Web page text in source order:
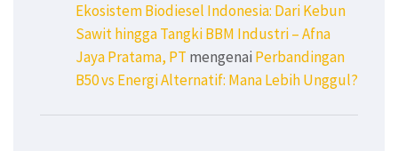
Ekosistem Biodiesel Indonesia: Dari Kebun
Sawit hingga Tangki BBM Industri – Afna
Jaya Pratama, PT mengenai Perbandingan
B50 vs Energi Alternatif: Mana Lebih Unggul?